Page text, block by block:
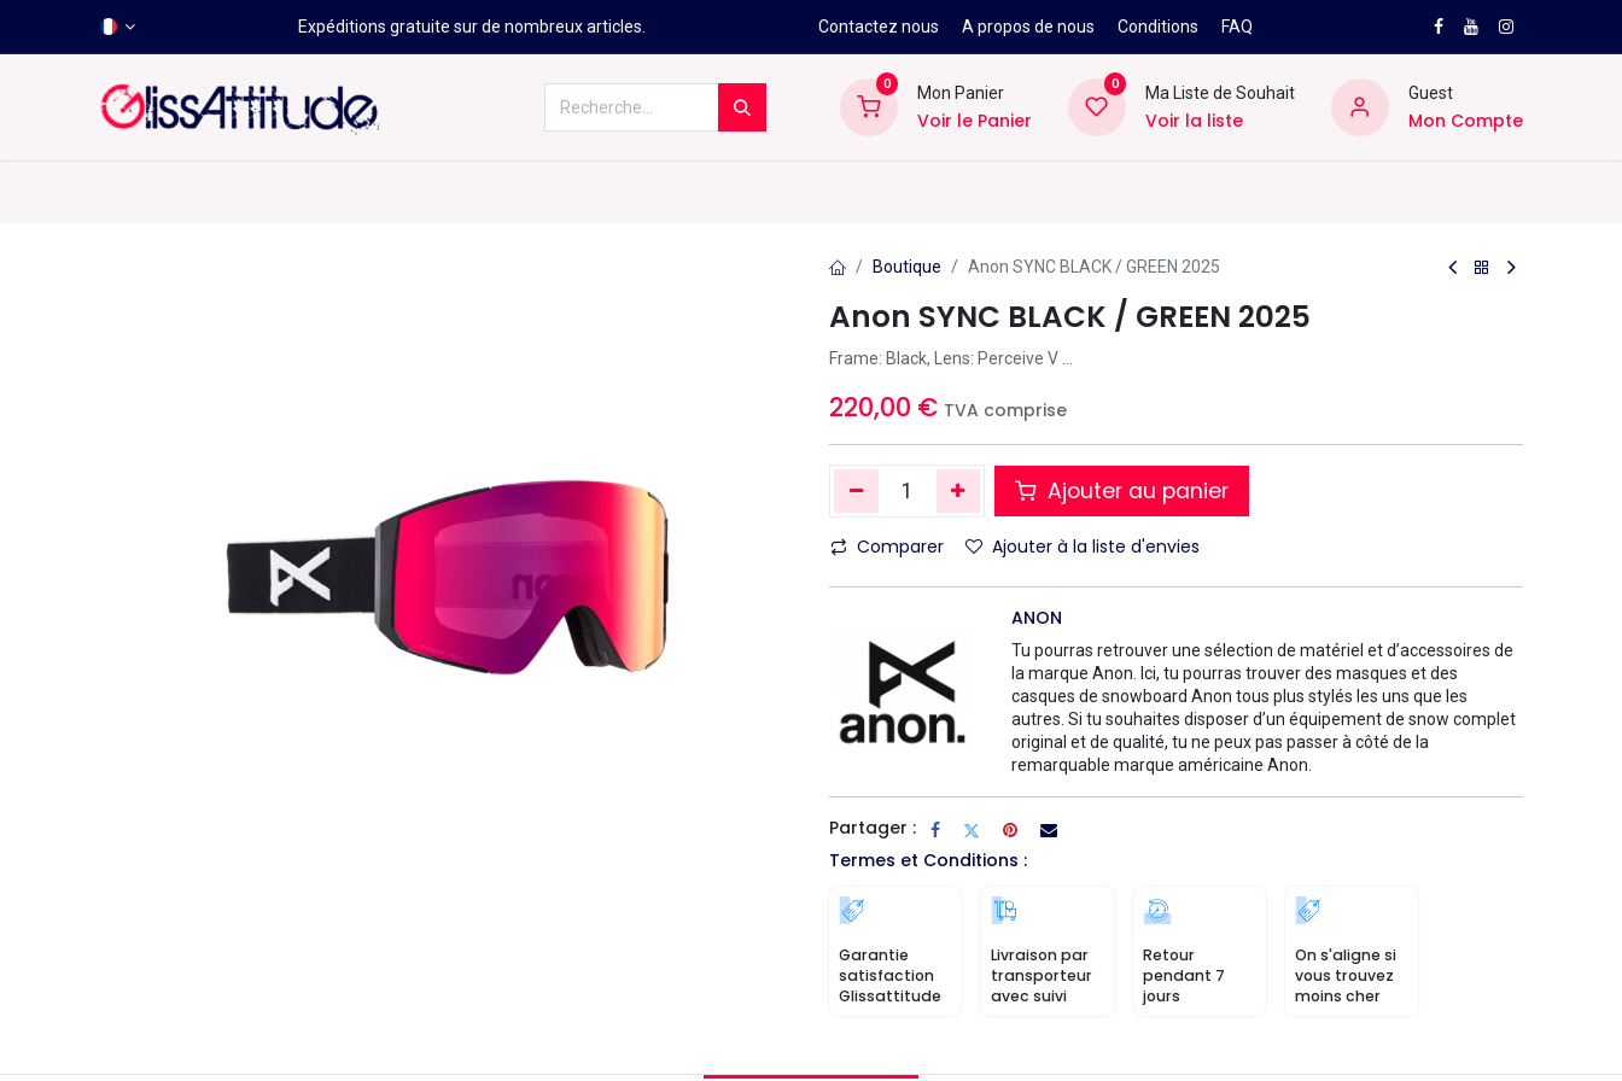
Expéditions gratuite sur de nombreux articles. Contactez nous A propos de nous Conditions FAQ
0
Mon Panier
Voir le Panier
0
Ma Liste de Souhait
Voir la liste
Guest
Mon Compte
Boutique Anon SYNC BLACK / GREEN 2025
Anon SYNC BLACK / GREEN 2025
Frame: Black, Lens: Perceive V ...
220,00 € TVA comprise
Ajouter au panier
Comparer Ajouter à la liste d'envies
ANON
Tu pourras retrouver une sélection de matériel et d’accessoires de
la marque Anon. Ici, tu pourras trouver des masques et des
casques de snowboard Anon tous plus stylés les uns que les
autres. Si tu souhaites disposer d’un équipement de snow complet
original et de qualité, tu ne peux pas passer à côté de la
remarquable marque américaine Anon.
Partager :
Termes et Conditions :
Garantie
satisfaction
Glissattitude
Livraison par
transporteur
avec suivi
Retour
pendant 7
jours
On s'aligne si
vous trouvez
moins cher